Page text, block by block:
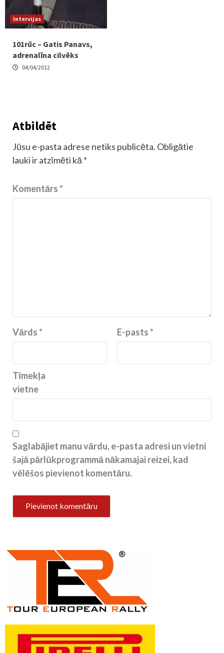
Intervijas
101rūc – Gatis Panavs,
adrenalīna cilvēks
04/04/2012
Atbildēt
Jūsu e-pasta adrese netiks publicēta. Obligātie
lauki ir atzīmēti kā *
Komentārs*
Vārds* E-pasts*
Tīmekļa
vietne
Saglabājiet manu vārdu, e-pasta adresi un vietni
šajā pārlūkprogrammā nākamajai reizei, kad
vēlēšos pievienot komentāru.